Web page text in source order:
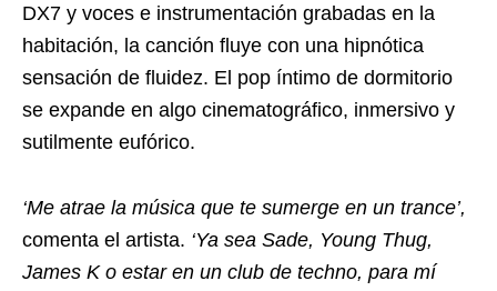
DX7 y voces e instrumentación grabadas en la
habitación, la canción fluye con una hipnótica
sensación de fluidez. El pop íntimo de dormitorio
se expande en algo cinematográfico, inmersivo y
sutilmente eufórico.
‘Me atrae la música que te sumerge en un trance’,
comenta el artista. ‘Ya sea Sade, Young Thug,
James K o estar en un club de techno, para mí